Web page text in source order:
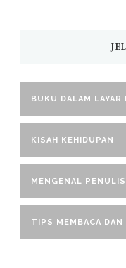
BUKU DALAM LAYAR
KISAH KEHIDUPAN
MENGENAL PENULIS
TIPS MEMBACA DAN